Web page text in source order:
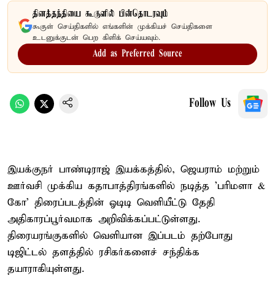
தினத்தந்தியை கூகுளில் பின்தொடரவும்
கூகுள் செய்திகளில் எங்களின் முக்கியச் செய்திகளை
உடனுக்குடன் பெற கிளிக் செய்யவும்.
Add as Preferred Source
Follow Us
இயக்குநர் பாண்டிராஜ் இயக்கத்தில், ஜெயராம் மற்றும்
ஊர்வசி முக்கிய கதாபாத்திரங்களில் நடித்த 'பரிமளா &
கோ' திரைப்படத்தின் ஓடிடி வெளியீட்டு தேதி
அதிகாரப்பூர்வமாக அறிவிக்கப்பட்டுள்ளது.
திரையரங்குகளில் வெளியான இப்படம் தற்போது
டிஜிட்டல் தளத்தில் ரசிகர்களைச் சந்திக்க
தயாராகியுள்ளது.